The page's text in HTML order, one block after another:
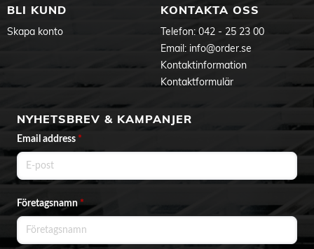
BLI KUND
Skapa konto
KONTAKTA OSS
Telefon: 042 - 25 23 00
Email: info@order.se
Kontaktinformation
Kontaktformulär
NYHETSBREV & KAMPANJER
Email address *
Företagsnamn*